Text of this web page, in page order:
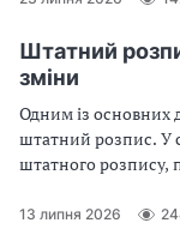
Штатний
зміни
Одним із основних
штатний розпис. У
штатного розпису,
13 липня 2026